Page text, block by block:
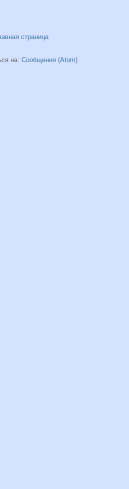
страница
на: Сообщения (Atom)